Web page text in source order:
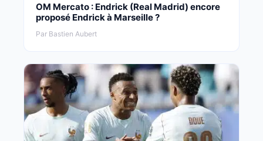
OM Mercato : Endrick (Real Madrid) encore
proposé Endrick à Marseille ?
Par Bastien Aubert